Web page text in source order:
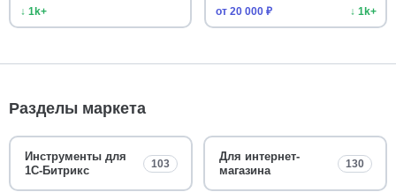
↓ 1k+
от 20 000 ₽ ↓ 1k+
Разделы маркета
Инструменты для
1С-Битрикс
103
Для интернет-
магазина
130